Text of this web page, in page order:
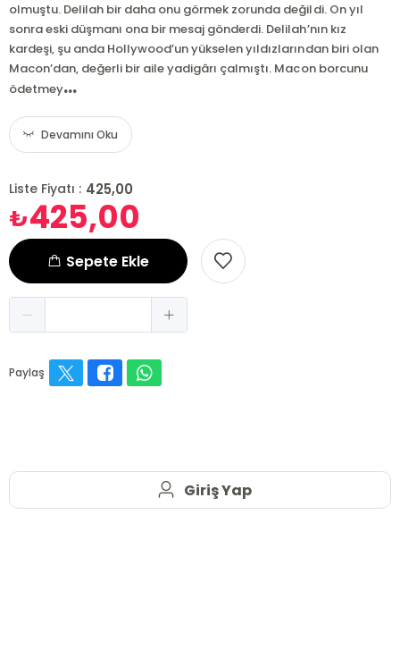
olmuştu. Delilah bir daha onu görmek zorunda değildi. On yıl
sonra eski düşmanı ona bir mesaj gönderdi. Delilah’nın kız
kardeşi, şu anda Hollywood’un yükselen yıldızlarından biri olan
Macon’dan, değerli bir aile yadigârı çalmıştı. Macon borcunu
ödetmey...
Devamını Oku
Liste Fiyatı : 425,00
₺425,00
Sepete Ekle
Paylaş
Giriş Yap